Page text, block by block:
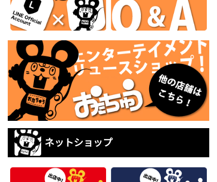
ネットショップ